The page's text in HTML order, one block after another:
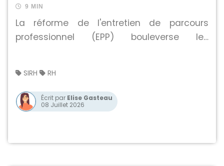
9 MIN
La réforme de l'entretien de parcours
professionnel (EPP) bouleverse les
carrière, et comment Nicoka vous aide à
piloter vos campagnes d'entretiens
simplement et efficacement.
SIRH RH
Écrit par Elise Gasteau
08 Juillet 2026